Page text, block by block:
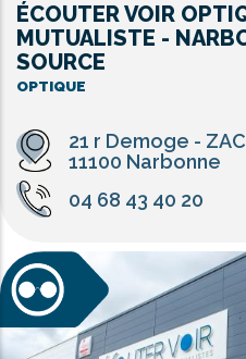
ÉCOUTER VOIR
MUTUALISTE -
SOURCE
OPTIQUE
21 r Demoge -
11100 Narbonne
04 68 43 40 20